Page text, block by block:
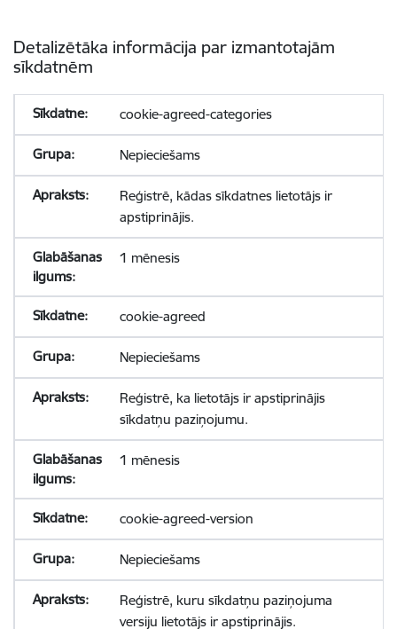
Detalizētāka informācija par izmantotajām
sīkdatnēm
cookie-agreed-categories
Nepieciešams
Reģistrē, kādas sīkdatnes lietotājs ir
apstiprinājis.
1 mēnesis
cookie-agreed
Nepieciešams
Reģistrē, ka lietotājs ir apstiprinājis
sīkdatņu paziņojumu.
1 mēnesis
cookie-agreed-version
Nepieciešams
Reģistrē, kuru sīkdatņu paziņojuma
versiju lietotājs ir apstiprinājis.